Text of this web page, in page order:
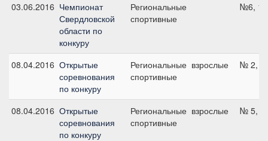
03.06.2016 Чемпионат
Свердловской
области по
конкуру
Региональные
спортивные
№6,
08.04.2016 Открытые
соревнования
по конкуру
Региональные
спортивные
взрослые № 2,
08.04.2016 Открытые
соревнования
по конкуру
Региональные
спортивные
взрослые № 5,